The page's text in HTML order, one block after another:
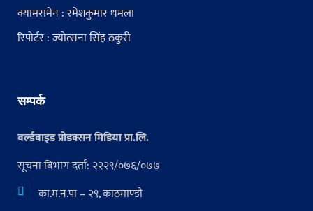
क्यामरामेन : रमेशकुमार धमला
रिपोर्टर : ज्योत्सना सिंह ठकुरी
सम्पर्क
वर्ल्डवाइड प्रोडक्सन मिडिया प्रा.लि.
सूचना बिभाग दर्ता: २२२९/०७६/०७७
का.म.न.पा – २९, काठमाण्डौ